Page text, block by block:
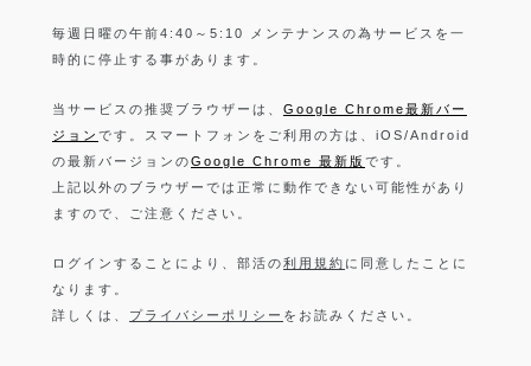
毎週日曜の午前4:40～5:10 メンテナンスの為サービスを一
時的に停止する事があります。
当サービスの推奨ブラウザーは、 Google Chrome最新バー
ジョン です。スマートフォンをご利用の方は、iOS/Android
の最新バージョンのGoogle Chrome 最新版 です。
上記以外のブラウザーでは正常に動作できない可能性があり
ますので、ご注意ください。
ログインすることにより、部活の利用規約 に同意したことに
なります。
詳しくは、 プライバシーポリシー をお読みください。